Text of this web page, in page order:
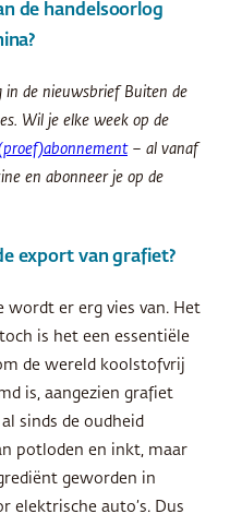
de handelsoorlog
in de nieuwsbrief Buiten de
Wil je elke week op de
– al vanaf
en abonneer je op de
export van grafiet?
wordt er erg vies van. Het
is het een essentiële
de wereld koolstofvrij
is, aangezien grafiet
sinds de oudheid
potloden en inkt, maar
geworden in
elektrische auto’s. Dus